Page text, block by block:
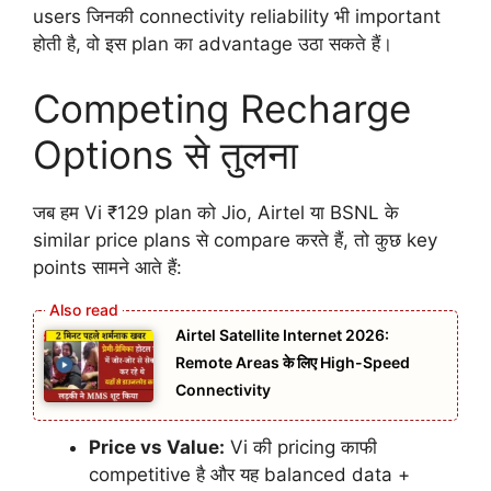
users जिनकी connectivity reliability भी important
होती है, वो इस plan का advantage उठा सकते हैं।
Competing Recharge
Options से तुलना
जब हम Vi ₹129 plan को Jio, Airtel या BSNL के
similar price plans से compare करते हैं, तो कुछ key
points सामने आते हैं:
Airtel Satellite Internet 2026:
Remote Areas के लिए High-Speed
Connectivity
Price vs Value: Vi की pricing काफी
competitive है और यह balanced data +